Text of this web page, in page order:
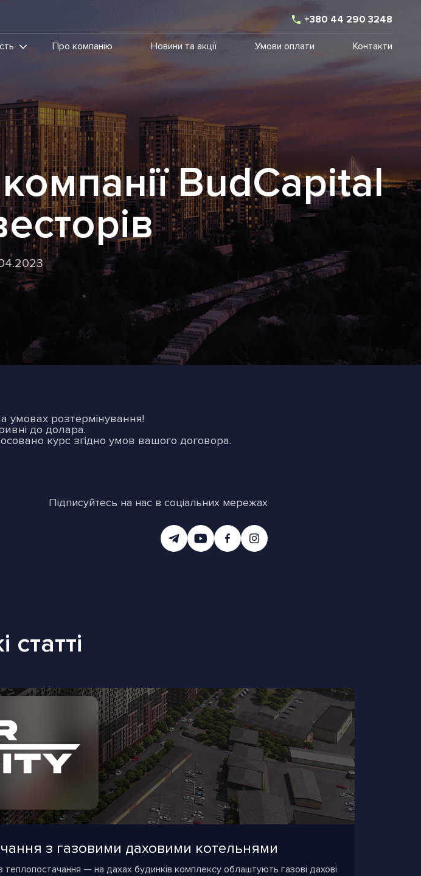
+380 44 290 3248
Про компанію Новини та акції Умови оплати Контакти
BudCapital
умовах розтермінування!
до долара.
курс згідно умов вашого договора.
Підписуйтесь на нас в соціальних мережах
статті
з газовими даховими котельнями
— на дахах будинків комплексу облаштують газові дахові